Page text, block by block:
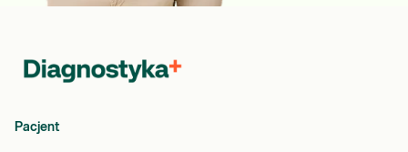
Pacjent